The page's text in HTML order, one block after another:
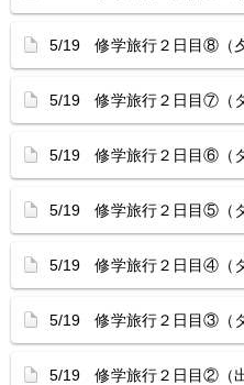
5/19 修学旅行２日目⑧（夕
5/19 修学旅行２日目⑦（タ
5/19 修学旅行２日目⑥（タ
5/19 修学旅行２日目⑤（タ
5/19 修学旅行２日目④（タ
5/19 修学旅行２日目③（タ
5/19 修学旅行２日目②（出